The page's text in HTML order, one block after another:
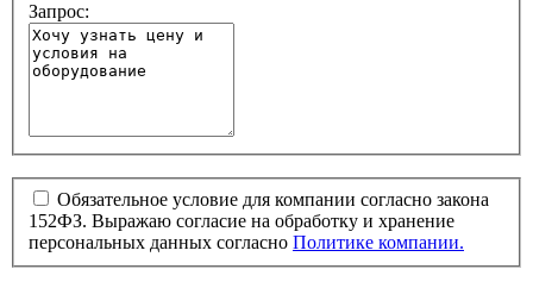
Запрос:
Обязательное условие для компании согласно закона
152ФЗ. Выражаю согласие на обработку и хранение
персональных данных согласно Политике компании.